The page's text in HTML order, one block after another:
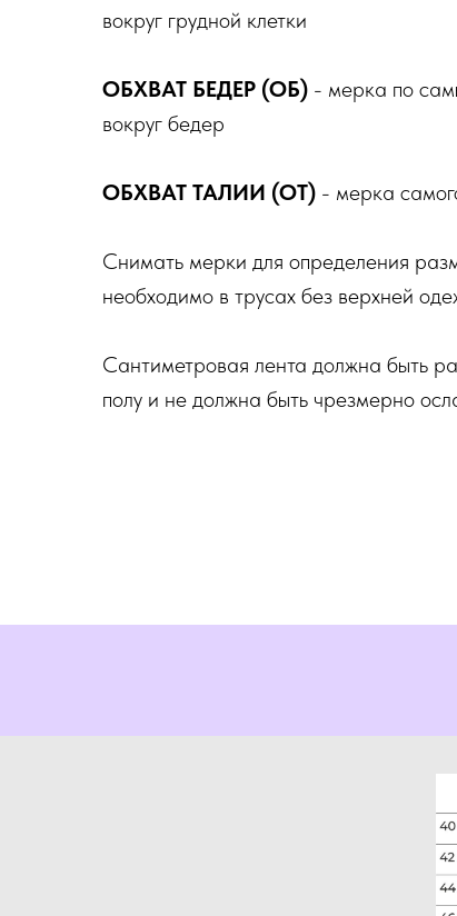
вокруг грудной клетки
ОБХВАТ БЕДЕР (ОБ) - мерка по
вокруг бедер
ОБХВАТ ТАЛИИ (ОТ) - мерка
Снимать мерки для определения
необходимо в трусах без верхней
Сантиметровая лента должна быть
полу и не должна быть чрезмерно